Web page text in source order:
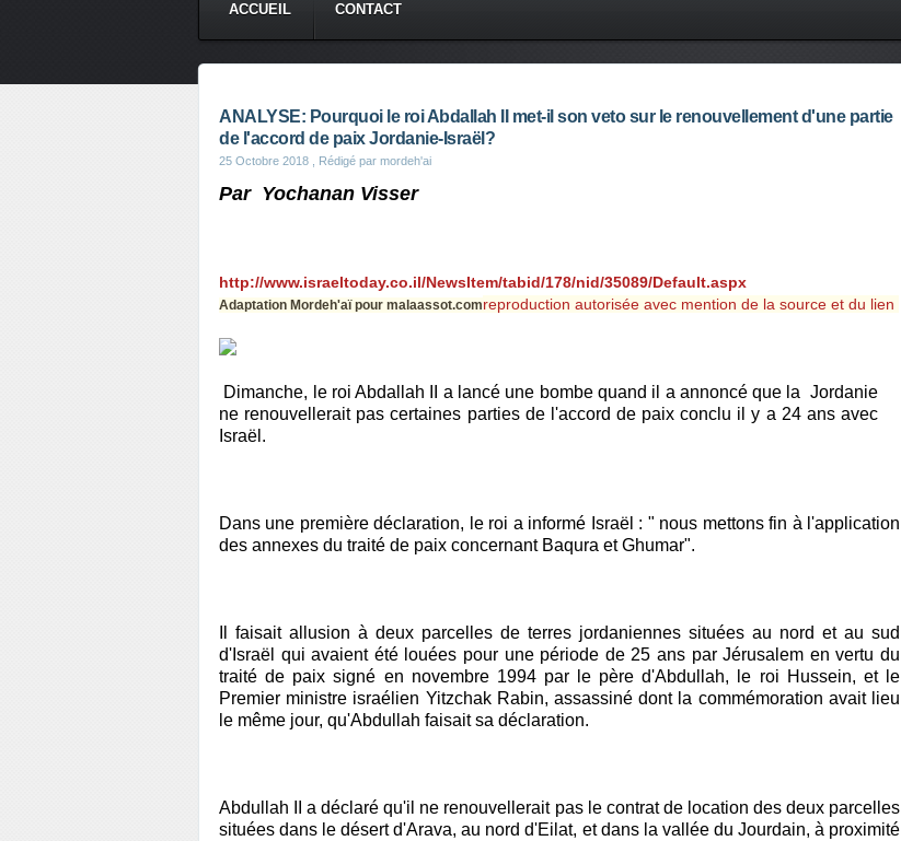
ACCUEIL CONTACT
ANALYSE: Pourquoi le roi Abdallah II met-il son veto sur le renouvellement d'une partie
de l'accord de paix Jordanie-Israël?
25 Octobre 2018 , Rédigé par mordeh'ai
Par Yochanan Visser
http://www.israeltoday.co.il/NewsItem/tabid/178/nid/35089/Default.aspx
Adaptation Mordeh'aï pour malaassot.comreproduction autorisée avec mention de la source et du lien
Dimanche, le roi Abdallah II a lancé une bombe quand il a annoncé que la Jordanie
ne renouvellerait pas certaines parties de l'accord de paix conclu il y a 24 ans avec
Israël.
Dans une première déclaration, le roi a informé Israël : " nous mettons fin à l'application
des annexes du traité de paix concernant Baqura et Ghumar".
Il faisait allusion à deux parcelles de terres jordaniennes situées au nord et au sud
d'Israël qui avaient été louées pour une période de 25 ans par Jérusalem en vertu du
traité de paix signé en novembre 1994 par le père d'Abdullah, le roi Hussein, et le
Premier ministre israélien Yitzchak Rabin, assassiné dont la commémoration avait lieu
le même jour, qu'Abdullah faisait sa déclaration.
Abdullah II a déclaré qu'il ne renouvellerait pas le contrat de location des deux parcelles
situées dans le désert d'Arava, au nord d'Eilat, et dans la vallée du Jourdain, à proximité